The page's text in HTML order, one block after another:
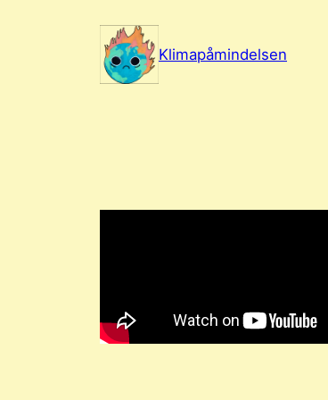
Klimapåmindelsen